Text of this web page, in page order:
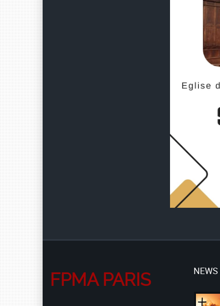
FPMA PARIS NEWS